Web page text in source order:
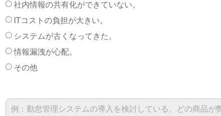
社内情報の共有化ができていない。
ITコストの負担が大きい。
システムが古くなってきた。
情報漏洩が心配。
その他